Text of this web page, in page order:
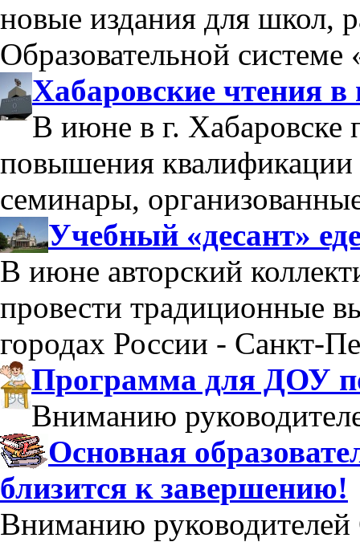
новые издания для школ,
Образовательной
Хабаровские чтения
В июне в г. Хабаровске
повышения квалификации
семинары,
Учебный «десант»
В июне авторский
провести традиционные
городах России - Санкт-
Программа для ДОУ
Вниманию
Основная
близится к завершению!
Вниманию